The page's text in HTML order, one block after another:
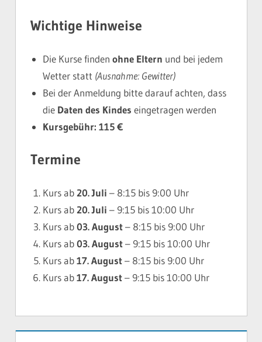
Wichtige Hinweise
Die Kurse findenohne Eltern und bei jedem
Wetter statt (Ausnahme: Gewitter)
Bei der Anmeldung bitte darauf achten, dass
die Daten des Kindes eingetragen werden
Kursgebühr: 115 €
Termine
Kurs ab20. Juli – 8:15 bis 9:00 Uhr
Kurs ab20. Juli – 9:15 bis 10:00 Uhr
Kurs ab03. August– 8:15 bis 9:00 Uhr
Kurs ab03. August– 9:15 bis 10:00 Uhr
Kurs ab17. August– 8:15 bis 9:00 Uhr
Kurs ab17. August– 9:15 bis 10:00 Uhr